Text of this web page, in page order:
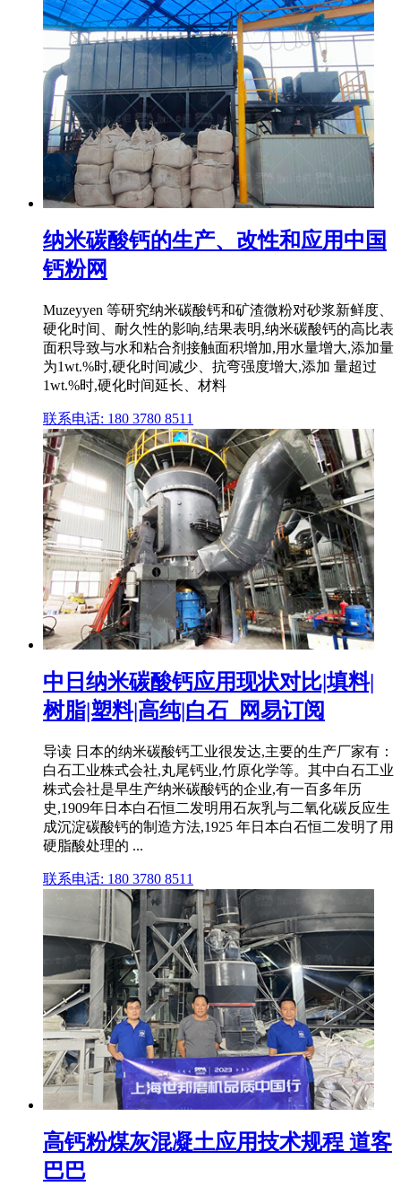
纳米碳酸钙的生产、改性和应用中国
钙粉网
Muzeyyen 等研究纳米碳酸钙和矿渣微粉对砂浆新鲜度、
硬化时间、耐久性的影响,结果表明,纳米碳酸钙的高比表
面积导致与水和粘合剂接触面积增加,用水量增大,添加量
为1wt.%时,硬化时间减少、抗弯强度增大,添加 量超过
1wt.%时,硬化时间延长、材料
联系电话: 180 3780 8511
中日纳米碳酸钙应用现状对比|填料|
树脂|塑料|高纯|白石_网易订阅
导读 日本的纳米碳酸钙工业很发达,主要的生产厂家有：
白石工业株式会社,丸尾钙业,竹原化学等。其中白石工业
株式会社是早生产纳米碳酸钙的企业,有一百多年历
史,1909年日本白石恒二发明用石灰乳与二氧化碳反应生
成沉淀碳酸钙的制造方法,1925 年日本白石恒二发明了用
硬脂酸处理的 ...
联系电话: 180 3780 8511
高钙粉煤灰混凝土应用技术规程 道客
巴巴